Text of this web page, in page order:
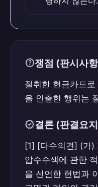
법과 형사소송법
형식적으로 보
니하고 수집한
것 역시 헌법과
볼 수 없다.
절취한 현금카드
help쟁점 (판시사
절취한 현금카드
을 인출한 행위는
verified결론 (판결요
[1] [다수의견] (가)
압수수색에 관한
을 선언한 헌법과